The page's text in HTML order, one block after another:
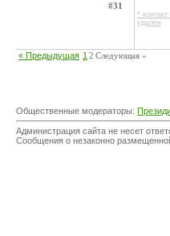
#31
*
удален
« Предыдущая 1 2 Следующая »
Общественные модераторы:
Администрация сайта не несет
Сообщения о незаконно